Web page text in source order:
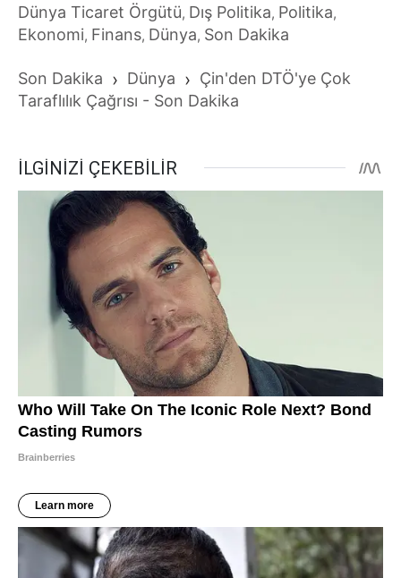
Dünya Ticaret Örgütü, Dış Politika, Politika,
Ekonomi, Finans, Dünya, Son Dakika
Son Dakika › Dünya › Çin'den DTÖ'ye Çok
Taraflılık Çağrısı - Son Dakika